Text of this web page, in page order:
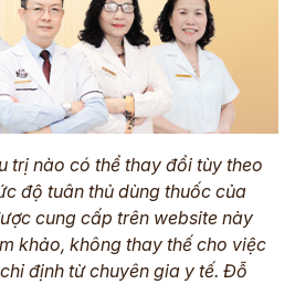
trị nào có thể thay đổi tùy theo
độ tuân thủ dùng thuốc của
cung cấp trên website này
khảo, không thay thế cho việc
định từ chuyên gia y tế. Đỗ